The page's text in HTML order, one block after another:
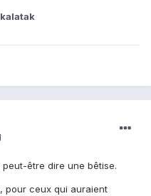
être dire une bêtise.
pour ceux qui auraient